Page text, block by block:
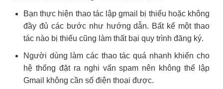
Bạn thực hiện thao tác lập gmail bị thiếu hoặc không
đầy đủ các bước như hướng dẫn. Bất kể một thao
tác nào bị thiếu cũng làm thất bại quy trình đăng ký.
Người dùng làm các thao tác quá nhanh khiến cho
hệ thống đặt ra nghi vấn spam nên không thể lập
Gmail không cần số điện thoại được.